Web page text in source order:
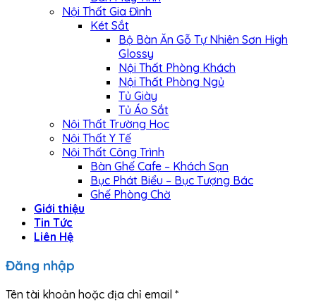
Nội Thất Gia Đình
Két Sắt
Bộ Bàn Ăn Gỗ Tự Nhiên Sơn High
Glossy
Nội Thất Phòng Khách
Nội Thất Phòng Ngủ
Tủ Giày
Tủ Áo Sắt
Nội Thất Trường Học
Nội Thất Y Tế
Nội Thất Công Trình
Bàn Ghế Cafe – Khách Sạn
Bục Phát Biểu – Bục Tượng Bác
Ghế Phòng Chờ
Giới thiệu
Tin Tức
Liên Hệ
Đăng nhập
Tên tài khoản hoặc địa chỉ email *